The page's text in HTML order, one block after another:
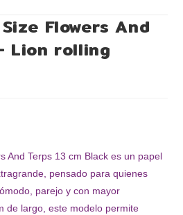
Flowers And
Lion rolling
And Terps 13 cm Black es un papel
pensado para quienes
parejo y con mayor
de largo, este modelo permite